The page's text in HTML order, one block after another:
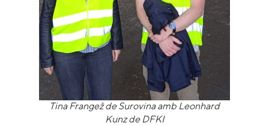
Tina Frangež de Surovina amb Leonhard
Kunz de DFKI